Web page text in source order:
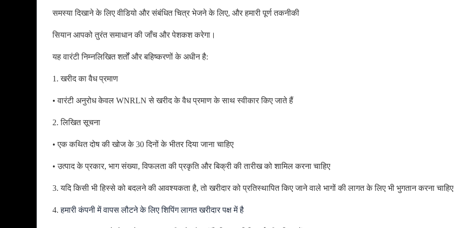
समस्या दिखाने के लिए वीडियो और संबंधित चित्र भेजने के लिए, और हमारी पूर्ण तकनीकी
सियान आपको तुरंत समाधान की जाँच और पेशकश करेगा।
यह वारंटी निम्नलिखित शर्तों और बहिष्करणों के अधीन है:
1. खरीद का वैध प्रमाण
• वारंटी अनुरोध केवल WNRLN से खरीद के वैध प्रमाण के साथ स्वीकार किए जाते हैं
2. लिखित सूचना
• एक कथित दोष की खोज के 30 दिनों के भीतर दिया जाना चाहिए
• उत्पाद के प्रकार, भाग संख्या, विफलता की प्रकृति और बिक्री की तारीख को शामिल करना चाहिए
3. यदि किसी भी हिस्से को बदलने की आवश्यकता है, तो खरीदार को प्रतिस्थापित किए जाने वाले भागों की लागत के लिए भी भुगतान करना
4. हमारी कंपनी में वापस लौटने के लिए शिपिंग लागत खरीदार पक्ष में है